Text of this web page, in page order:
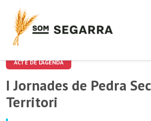
ACTE DE L'AGENDA
I Jornades de Pedra
Territori